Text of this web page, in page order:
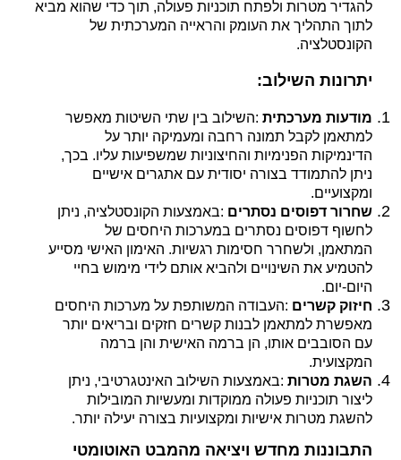
להגדיר מטרות ולפתח תוכניות פעולה, תוך כדי שהוא מביא
לתוך התהליך את העומק והראייה המערכתית של
הקונסטלציה.
יתרונות השילוב:
מודעות מערכתית :השילוב בין שתי השיטות מאפשר
למתאמן לקבל תמונה רחבה ומעמיקה יותר על
הדינמיקות הפנימיות והחיצוניות שמשפיעות עליו. בכך,
ניתן להתמודד בצורה יסודית עם אתגרים אישיים
ומקצועיים.
שחרור דפוסים נסתרים :באמצעות הקונסטלציה, ניתן
לחשוף דפוסים נסתרים במערכות היחסים של
המתאמן, ולשחרר חסימות רגשיות. האימון האישי מסייע
להטמיע את השינויים ולהביא אותם לידי מימוש בחיי
היום-יום.
חיזוק קשרים :העבודה המשותפת על מערכות היחסים
מאפשרת למתאמן לבנות קשרים חזקים ובריאים יותר
עם הסובבים אותו, הן ברמה האישית והן ברמה
המקצועית.
השגת מטרות :באמצעות השילוב האינטגרטיבי, ניתן
ליצור תוכניות פעולה ממוקדות ומעשיות המובילות
להשגת מטרות אישיות ומקצועיות בצורה יעילה יותר.
התבוננות מחדש ויציאה מהמבט האוטומטי